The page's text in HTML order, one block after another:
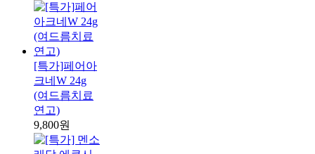
[특가]페어아
크네W 24g
(여드름치료
연고)
9,800원